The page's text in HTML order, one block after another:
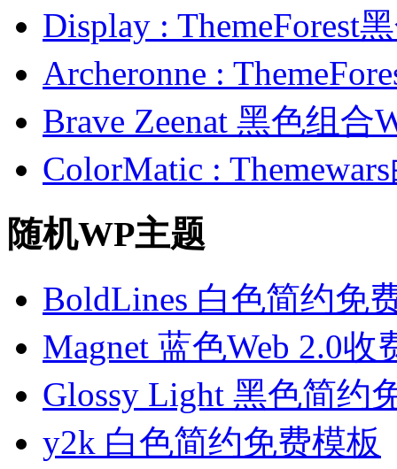
Display : ThemeForest
Archeronne :
Brave Zeenat 黑色组合
ColorMatic :
随机WP主题
BoldLines 白色简约免
Magnet 蓝色Web 2.0收
Glossy Light 黑色简约
y2k 白色简约免费模板